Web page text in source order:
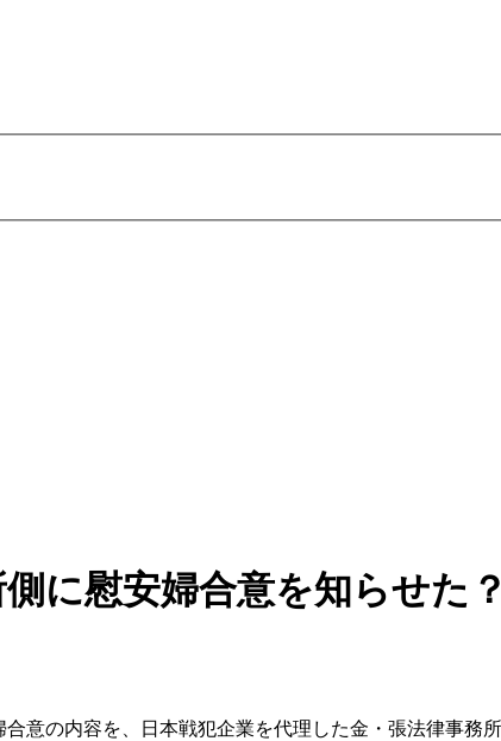
に慰安婦合意を知らせた
意の内容を、日本戦犯企業を代理した金・張法律事務